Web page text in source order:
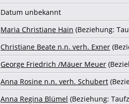
Datum unbekannt
Maria Christiane Hain (Beziehung:
Christiane Beate n.n. verh. Exner
George Friedrich /Mäuer Meuer
Anna Rosine n.n. verh. Schubert
Anna Regina Blümel (Beziehung: